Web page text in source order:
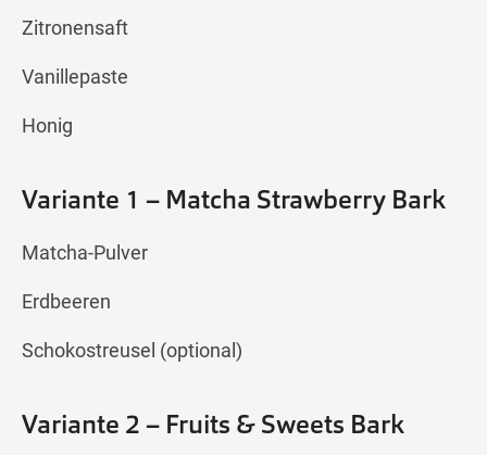
Zitronensaft
Vanillepaste
Honig
Variante 1 – Matcha Strawberry Bark
Matcha-Pulver
Erdbeeren
Schokostreusel (optional)
Variante 2 – Fruits & Sweets Bark